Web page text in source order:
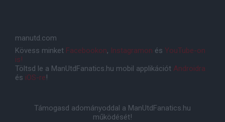
manutd.com
Kövess minket Facebookon, Instagramon és YouTube-on
is!
Töltsd le a ManUtdFanatics.hu mobil applikációt Androidra
és iOS-re!
Támogasd adományoddal a ManUtdFanatics.hu
működését!